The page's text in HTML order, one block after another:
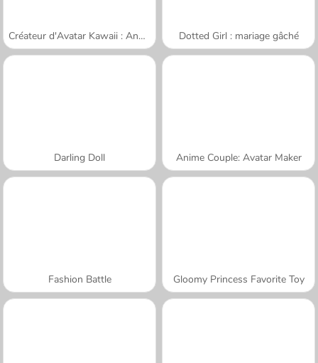
Créateur d'Avatar Kawaii : Ange ou Démon Dotted Girl : mariage gâché
Darling Doll Anime Couple: Avatar Maker
Fashion Battle Gloomy Princess Favorite Toy